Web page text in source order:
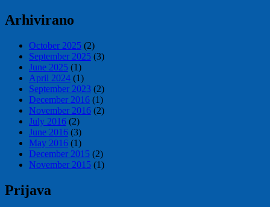
Arhivirano
October 2025 (2)
September 2025 (3)
June 2025 (1)
April 2024 (1)
September 2023 (2)
December 2016 (1)
November 2016 (2)
July 2016 (2)
June 2016 (3)
May 2016 (1)
December 2015 (2)
November 2015 (1)
Prijava